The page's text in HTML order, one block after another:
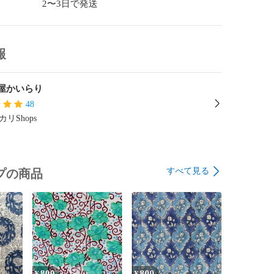
2〜3日で発送
かいらり
48
リShops
の商品 すべて見る